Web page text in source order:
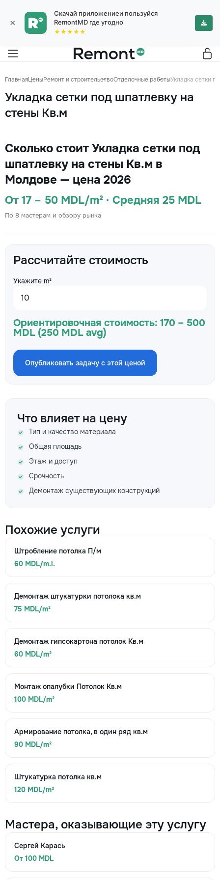
×
Скачай приложениеи пользуйся
RemontMD где угодно
★★★★★
ГлавнаяЦеныРемонт и строительствоОтделочные работыУкладка сетки
Укладка сетки под шпатлевку на
стены Кв.м
Сколько стоит Укладка сетки под
шпатлевку на стены Кв.м в
Молдове — цена 2026
От 17 – 50 MDL/m² · Средняя 25 MDL
По 8 мастерам и обзору рынка
Рассчитайте стоимость
Укажите m²
Ориентировочная стоимость: 170 – 500
MDL (250 MDL avg)
Опубликовать задачу с этой ценой
Что влияет на цену
Тип и качество материала
Общая площадь
Этаж и доступ
Срочность
Демонтаж существующих конструкций
Похожие услуги
Штробление потолка П/м
60 MDL/m.l.
Демонтаж штукатурки потолока кв.м
75 MDL/m²
Демонтаж гипсокартона потолок Кв.м
60 MDL/m²
Монтаж опалубки Потолок Кв.м
100 MDL/m²
Армирование потолка, в один ряд кв.м
90 MDL/m²
Штукатурка потолка кв.м
120 MDL/m²
Мастера, оказывающие эту услугу
Сергей Карась
От 100 MDL